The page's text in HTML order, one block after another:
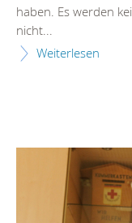
haben. Es werden
nicht...
Weiterlesen